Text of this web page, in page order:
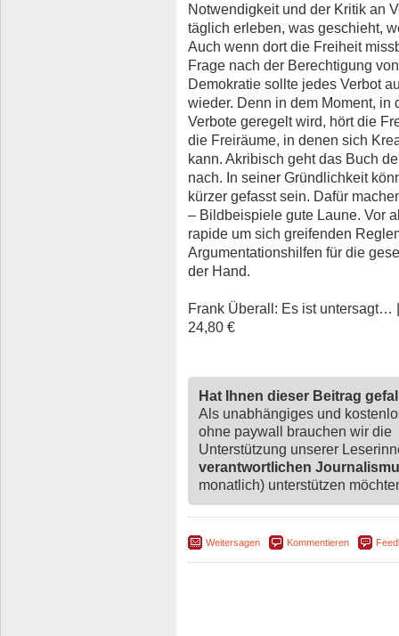
Notwendigkeit und der Kritik an
täglich erleben, was geschieht,
Auch wenn dort die Freiheit
Frage nach der Berechtigung
Demokratie sollte jedes Verbot
wieder. Denn in dem Moment, in
Verbote geregelt wird, hört die
die Freiräume, in denen sich
kann. Akribisch geht das Buch
nach. In seiner Gründlichkeit
kürzer gefasst sein. Dafür
– Bildbeispiele gute Laune. Vor
rapide um sich greifenden
Argumentationshilfen für die
der Hand.
Frank Überall: Es ist untersagt…
24,80 €
Hat Ihnen dieser Beitrag
Als unabhängiges und
ohne paywall brauchen wir die
Unterstützung unserer
verantwortlichen
monatlich) unterstützen
Weitersagen Kommentieren